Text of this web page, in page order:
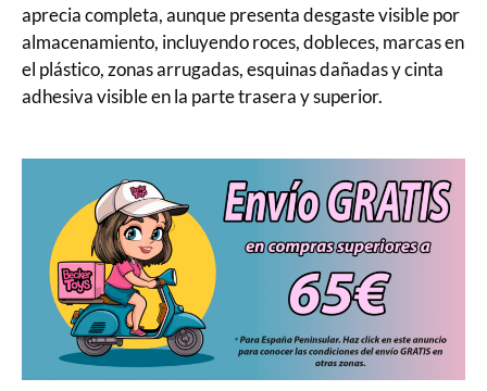
aprecia completa, aunque presenta desgaste visible por
almacenamiento, incluyendo roces, dobleces, marcas en
el plástico, zonas arrugadas, esquinas dañadas y cinta
adhesiva visible en la parte trasera y superior.